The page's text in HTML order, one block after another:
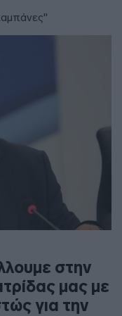
στην
μας με
για την